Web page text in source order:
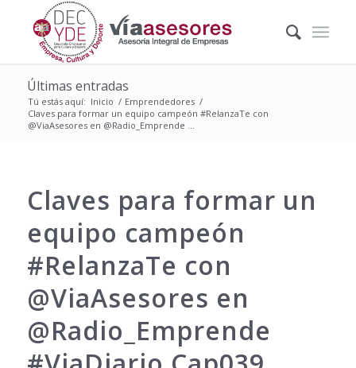
Últimas entradas
Tú estás aquí: Inicio / Emprendedores /
Claves para formar un equipo campeón #RelanzaTe con
@ViaAsesores en @Radio_Emprende ...
Claves para formar un
equipo campeón
#RelanzaTe con
@ViaAsesores en
@Radio_Emprende